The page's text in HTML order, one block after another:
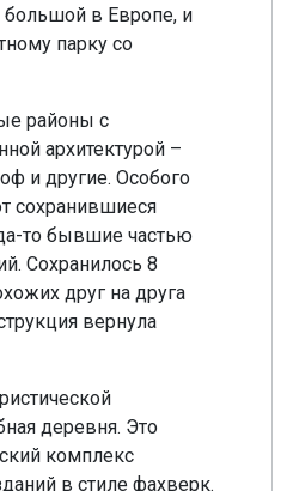
в Европе, и
парку со
районы с
архитектурой –
и другие. Особого
сохранившиеся
то бывшие частью
Сохранилось 8
друг на друга
вернула
деревня. Это
комплекс
в стиле фахверк.